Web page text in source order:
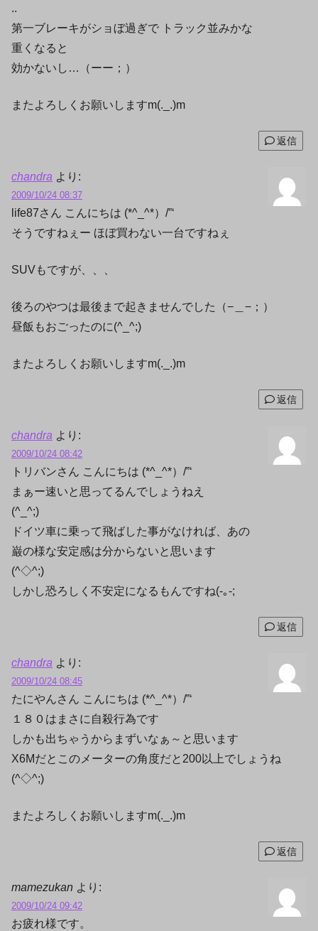
..
第一ブレーキがショぼ過ぎで トラック並みかな
重くなると
効かないし…（ーー；）
またよろしくお願いしますm(._.)m
返信
chandra より:
2009/10/24 08:37
life87さん こんにちは (*^_^*）/”‘
そうですねぇー ほぼ買わない一台ですねぇ
SUVもですが、、、
後ろのやつは最後まで起きませんでした（−＿−；）
昼飯もおごったのに(^_^;)
またよろしくお願いしますm(._.)m
返信
chandra より:
2009/10/24 08:42
トリバンさん こんにちは (*^_^*）/”‘
まぁー速いと思ってるんでしょうねえ
(^_^;)
ドイツ車に乗って飛ばした事がなければ、あの
巌の様な安定感は分からないと思います
(^◇^;)
しかし恐ろしく不安定になるもんですね(-｡-;
返信
chandra より:
2009/10/24 08:45
たにやんさん こんにちは (*^_^*）/”‘
１８０はまさに自殺行為です
しかも出ちゃうからまずいなぁ～と思います
X6Mだとこのメーターの角度だと200以上でしょうね
(^◇^;)
またよろしくお願いしますm(._.)m
返信
mamezukan より:
2009/10/24 09:42
お疲れ様です。